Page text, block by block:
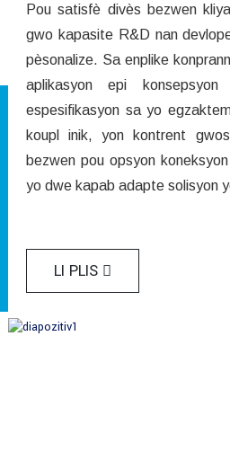
Pou satisfè divès bezwen
gwo kapasite R&D nan
pèsonalize. Sa enplike
aplikasyon epi
espesifikasyon sa yo
koupl inik, yon kontrent
bezwen pou opsyon
yo dwe kapab adapte solisyon
LI PLIS